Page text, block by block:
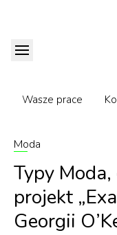
Wasze prace
Moda
Typy
projekt
Georgii